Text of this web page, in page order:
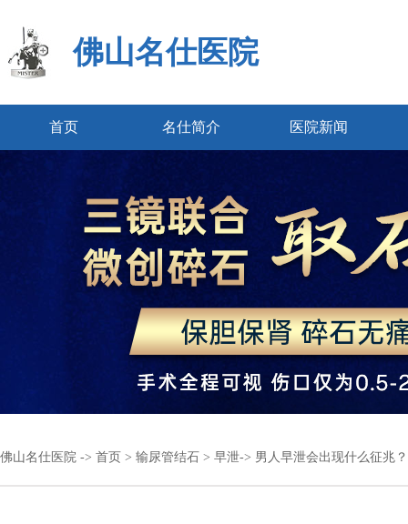
佛山名仕医院
首页 名仕简介 医院新闻
佛山名仕医院 -> 首页 > 输尿管结石 > 早泄-> 男人早泄会出现什么征兆